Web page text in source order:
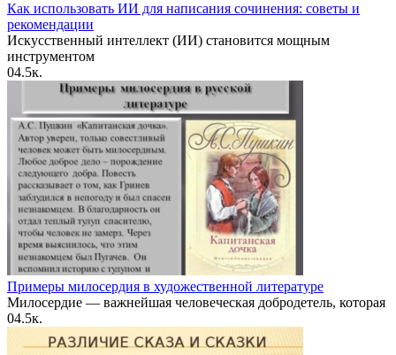
Как использовать ИИ для написания сочинения: советы и
рекомендации
Искусственный интеллект (ИИ) становится мощным
инструментом
04.5к.
Примеры милосердия в художественной литературе
Милосердие — важнейшая человеческая добродетель, которая
04.5к.